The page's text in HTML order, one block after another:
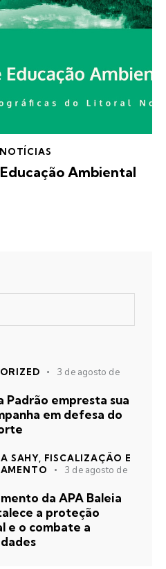
NOTÍCIAS
Ambiental
3 de agosto de
Padrão empresta sua
em defesa do
SAHY, FISCALIZAÇÃO E
3 de agosto de
da APA Baleia
a proteção
e o combate a